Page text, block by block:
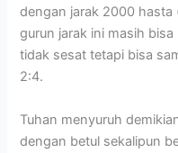
dengan jarak 2000 hasta
gurun jarak ini masih
tidak sesat tetapi bisa
2:4.
Tuhan menyuruh
dengan betul sekalipun